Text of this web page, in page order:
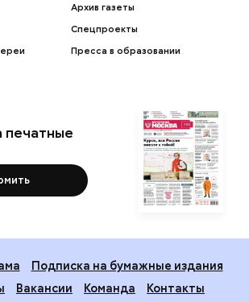
Архив газеты
Спецпроекты
Пресса в образовании
печатные
Подписка на бумажные издания
Вакансии Команда
Контакты